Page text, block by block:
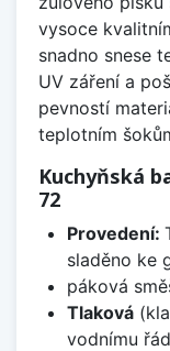
vysoce
snadno snese
UV záření a
pevností
teplotním
Kuchyňská
72
Provedení:
sladěno ke
páková
Tlaková
vodnímu